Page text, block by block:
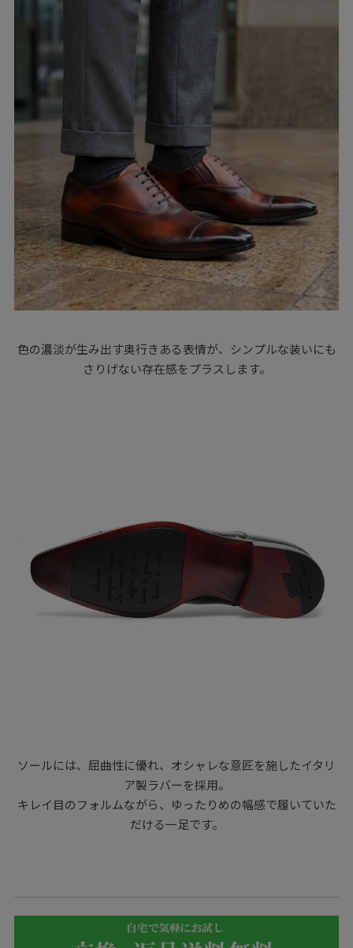
色の濃淡が生み出す奥行きある表情が、シンプルな装いにも
さりげない存在感をプラスします。
ソールには、屈曲性に優れ、オシャレな意匠を施したイタリ
ア製ラバーを採用。
キレイ目のフォルムながら、ゆったりめの幅感で履いていた
だける一足です。